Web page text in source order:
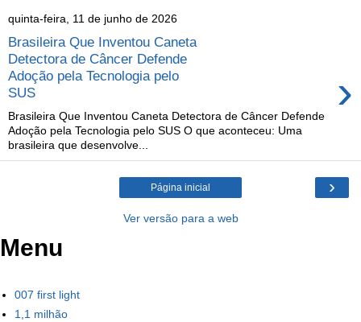
quinta-feira, 11 de junho de 2026
Brasileira Que Inventou Caneta
Detectora de Câncer Defende
Adoção pela Tecnologia pelo
SUS
›
Brasileira Que Inventou Caneta Detectora de Câncer Defende
Adoção pela Tecnologia pelo SUS O que aconteceu: Uma
brasileira que desenvolve...
›
Página inicial
Ver versão para a web
Menu
007 first light
1,1 milhão